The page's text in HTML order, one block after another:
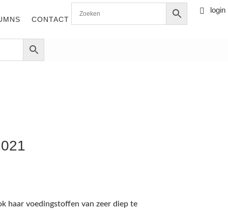
CONTACT 0 items
 login
haar voedingstoffen van zeer diep te